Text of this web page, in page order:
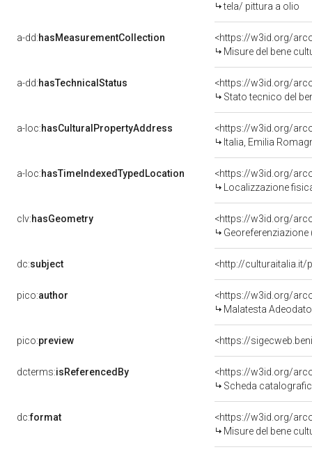
tela/ pittura a olio
a-dd:hasMeasurementCollection
<https://w3id.org/
Misure del bene
a-dd:hasTechnicalStatus
<https://w3id.org/
Stato tecnico del
a-loc:hasCulturalPropertyAddress
<https://w3id.org/
Italia, Emilia
a-loc:hasTimeIndexedTypedLocation
<https://w3id.org/
Localizzazione
clv:hasGeometry
<https://w3id.org/
dc:subject <http://culturaitalia.it/
pico:author
<https://w3id.org/
Malatesta
pico:preview <https://
dcterms:isReferencedBy
<https://w3id.org/
Scheda
dc:format
<https://w3id.org/
Misure del bene